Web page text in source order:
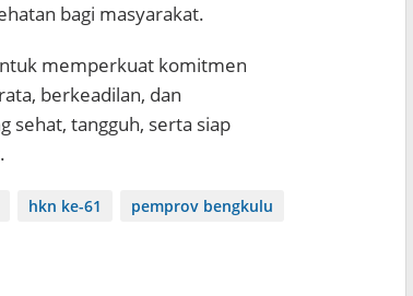
bagi masyarakat.
memperkuat komitmen
berkeadilan, dan
sehat, tangguh, serta siap
hkn ke-61
pemprov bengkulu